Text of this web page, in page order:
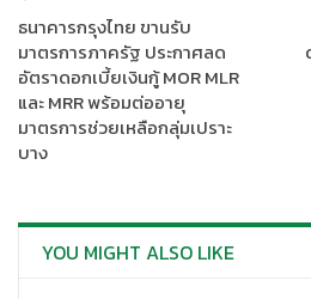
โดยจะแตกต่างกันไปในแต่ละยูนิตที่เข้าร่
มอบให้สูงสุดถึง 3 ล้านบาท สำหรับโคร
เทียส์ เพทโทเปีย สิทธิพิเศษสูงสุดถึง 2
วิสซ์ดอม เดอะฟอเรสเทียส์ เดสทิเนีย แ
บาทสำหรับโครงการ วิสซ์ดอม คราฟท์ ส
วิสซ์ดอม คราฟท์ สามย่าน วิสซ์ดอม เดอ
cashback สูงสุดที่ 120,000 บาท สำห
ธนาคารกรุงไทย ขานรับ
มาตรการภาครัฐ ประกาศลด
อัตราดอกเบี้ยเงินกู้ MOR MLR
และ MRR พร้อมต่ออายุ
มาตรการช่วยเหลือกลุ่มเปราะ
บาง
YOU MIGHT ALSO LIKE